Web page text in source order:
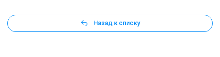
Назад к списку